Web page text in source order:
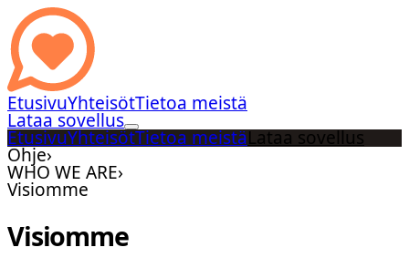
EtusivuYhteisötTietoa meistä
Lataa sovellus
EtusivuYhteisötTietoa meistäLataa sovellus
Ohje›
WHO WE ARE›
Visiomme
Visiomme